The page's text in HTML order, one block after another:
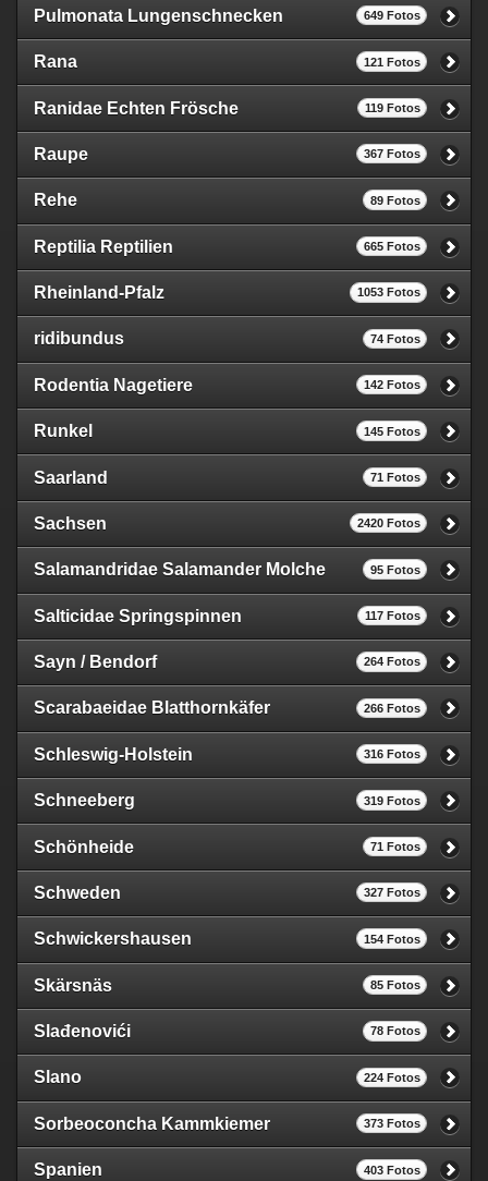
Pulmonata Lungenschnecken 649 Fotos
Rana 121 Fotos
Ranidae Echten Frösche 119 Fotos
Raupe 367 Fotos
Rehe 89 Fotos
Reptilia Reptilien 665 Fotos
Rheinland-Pfalz 1053 Fotos
ridibundus 74 Fotos
Rodentia Nagetiere 142 Fotos
Runkel 145 Fotos
Saarland 71 Fotos
Sachsen 2420 Fotos
Salamandridae Salamander Molche 95 Fotos
Salticidae Springspinnen 117 Fotos
Sayn / Bendorf 264 Fotos
Scarabaeidae Blatthornkäfer 266 Fotos
Schleswig-Holstein 316 Fotos
Schneeberg 319 Fotos
Schönheide 71 Fotos
Schweden 327 Fotos
Schwickershausen 154 Fotos
Skärsnäs 85 Fotos
Slađenovići 78 Fotos
Slano 224 Fotos
Sorbeoconcha Kammkiemer 373 Fotos
Spanien 403 Fotos